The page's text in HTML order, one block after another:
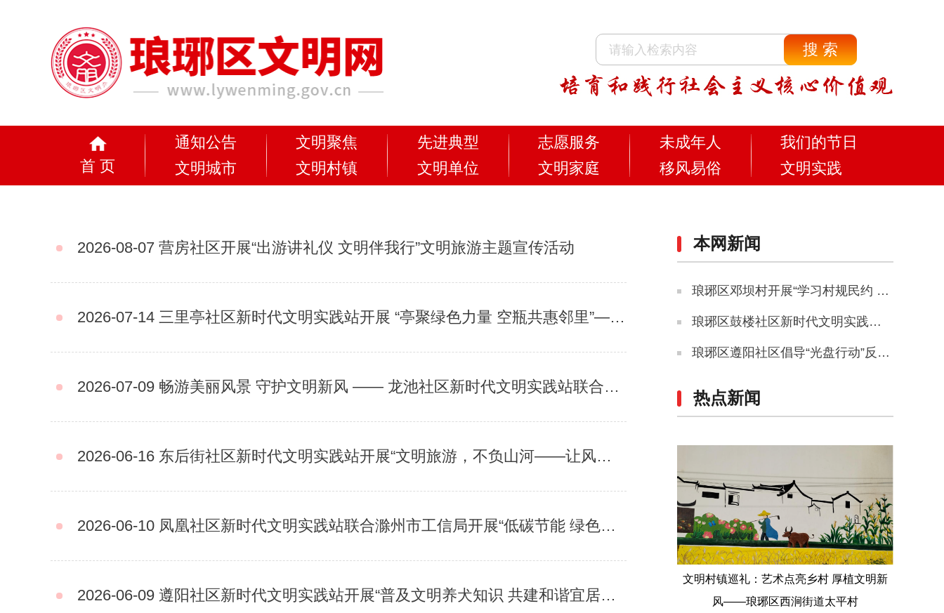
首 页
通知公告
文明城市
文明聚焦
文明村镇
先进典型
文明单位
志愿服务
文明家庭
未成年人
移风易俗
我们的节日
文明实践
2026-08-07 营房社区开展“出游讲礼仪 文明伴我行”文明旅游主题宣传活动
2026-07-14 三里亭社区新时代文明实践站开展 “亭聚绿色力量 空瓶共惠邻里”—绿色低碳公益活动
2026-07-09 畅游美丽风景 守护文明新风 —— 龙池社区新时代文明实践站联合市工信局开展暑期文明旅游宣讲
2026-06-16 东后街社区新时代文明实践站开展“文明旅游，不负山河——让风景与文明同行”主题宣传活动
2026-06-10 凤凰社区新时代文明实践站联合滁州市工信局开展“低碳节能 绿色环保——低碳生活宣传活动”
2026-06-09 遵阳社区新时代文明实践站开展“普及文明养犬知识 共建和谐宜居社区”主题宣传活动
本网新闻
琅琊区邓坝村开展“学习村规民约 争做文明新村民”主题宣传活动
琅琊区鼓楼社区新时代文明实践站开展第35个爱国卫生月主题系列活动
琅琊区遵阳社区倡导“光盘行动”反对餐饮浪费
热点新闻
文明村镇巡礼：艺术点亮乡村 厚植文明新
风——琅琊区西涧街道太平村